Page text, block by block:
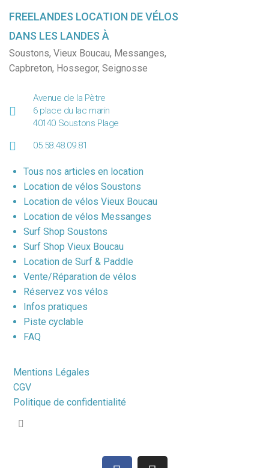
FREELANDES LOCATION DE VÉLOS
DANS LES LANDES À
Soustons, Vieux Boucau, Messanges,
Capbreton, Hossegor, Seignosse
Avenue de la Pètre
6 place du lac marin
40140 Soustons Plage
05.58.48.09.81
Tous nos articles en location
Location de vélos Soustons
Location de vélos Vieux Boucau
Location de vélos Messanges
Surf Shop Soustons
Surf Shop Vieux Boucau
Location de Surf & Paddle
Vente/Réparation de vélos
Réservez vos vélos
Infos pratiques
Piste cyclable
FAQ
Mentions Légales
CGV
Politique de confidentialité